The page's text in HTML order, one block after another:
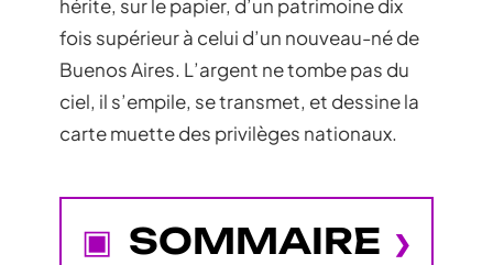
hérite, sur le papier, d’un patrimoine dix
fois supérieur à celui d’un nouveau-né de
Buenos Aires. L’argent ne tombe pas du
ciel, il s’empile, se transmet, et dessine la
carte muette des privilèges nationaux.
SOMMAIRE